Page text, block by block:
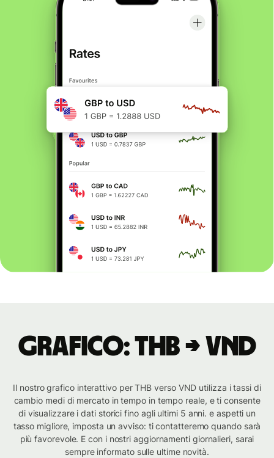
Grafico: THB → VND
Il nostro grafico interattivo per THB verso VND utilizza i tassi di
cambio medi di mercato in tempo in tempo reale, e ti consente
di visualizzare i dati storici fino agli ultimi 5 anni. e aspetti un
tasso migliore, imposta un avviso: ti contatteremo quando sarà
più favorevole. E con i nostri aggiornamenti giornalieri, sarai
sempre informato sulle ultime novità.